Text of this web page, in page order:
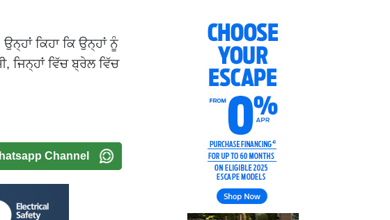
ਕਿਹਾ ਕਿ ਉਨ੍ਹਾਂ ਨੂੰ
ਜਿਨ੍ਹਾਂ ਵਿੱਚ ਬ੍ਰੇਲ ਵਿੱਚ
Channel